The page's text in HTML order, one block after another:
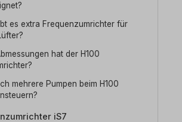
es extra Frequenzumrichter für
hat der H100
mehrere Pumpen beim H100
iS7